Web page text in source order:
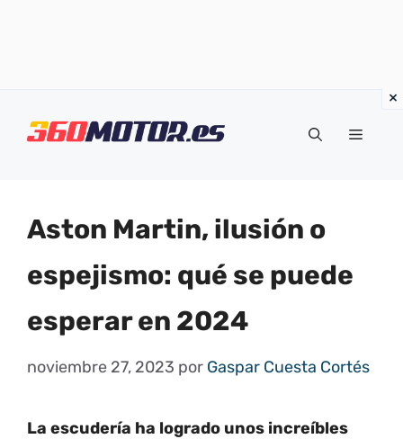
Menú
Aston Martin, ilusión o
espejismo: qué se puede
esperar en 2024
noviembre 27, 2023 por Gaspar Cuesta Cortés
La escudería ha logrado unos increíbles